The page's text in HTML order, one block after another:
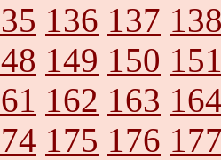
136 137
149 150
162 163
175 176